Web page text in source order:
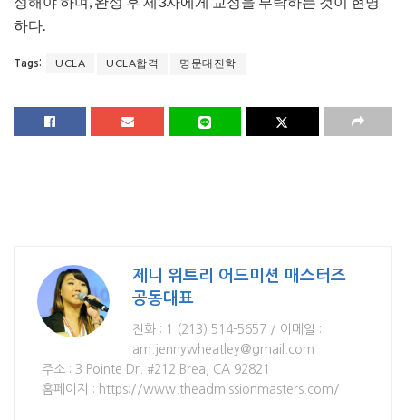
하다.
Tags: UCLA UCLA합격 명문대진학
제니 위트리 어드미션 매스터즈
공동대표
전화 : 1 (213) 514-5657 / 이메일 :
am.jennywheatley@gmail.com
주소 : 3 Pointe Dr. #212 Brea, CA 92821
홈페이지 : https://www.theadmissionmasters.com/